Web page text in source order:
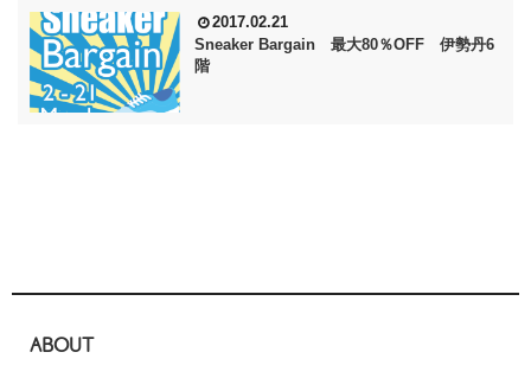
2017.02.21
Sneaker Bargain 最大80％OFF 伊勢丹6
階
ABOUT